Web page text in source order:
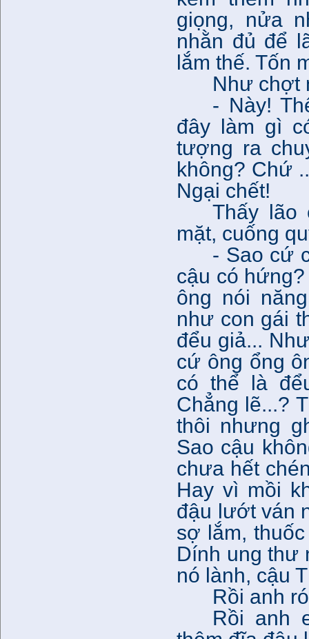
giọng, nửa
nhằn đủ để
lắm thế. Tốn
Như chợt
- Này!
đây làm gì
tượng ra
không? Chứ
Ngại chết!
Thấy lão
mặt, cuống
- Sao cứ
cậu có
ông nói
như con gái
đểu giả...
cứ ông ổng
có thể là
Chẳng lẽ...?
thôi nhưng
Sao cậu
chưa hết
Hay vì mồi
đậu lướt ván
sợ lắm,
Dính ung thư
nó lành, cậu
Rồi anh
Rồi anh